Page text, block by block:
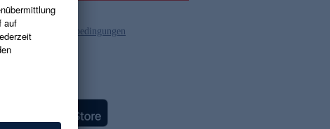
und die Gutscheinbedingungen